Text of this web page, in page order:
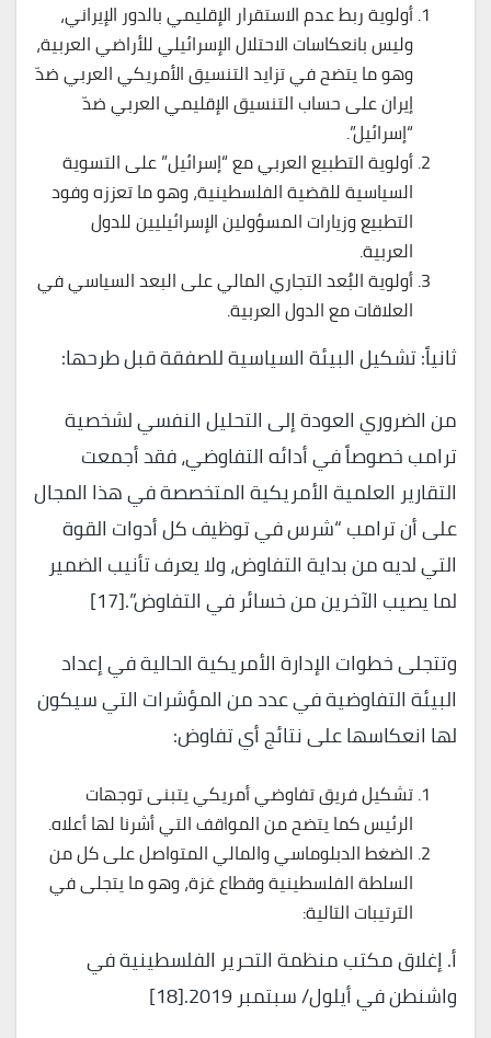
أولوية ربط عدم الاستقرار الإقليمي بالدور الإيراني،
وليس بانعكاسات الاحتلال الإسرائيلي للأراضي العربية،
وهو ما يتضح في تزايد التنسيق الأمريكي العربي ضدّ
إيران على حساب التنسيق الإقليمي العربي ضدّ
“إسرائيل”.
أولوية التطبيع العربي مع “إسرائيل” على التسوية
السياسية للقضية الفلسطينية، وهو ما تعززه وفود
التطبيع وزيارات المسؤولين الإسرائيليين للدول
العربية.
أولوية البُعد التجاري المالي على البعد السياسي في
العلاقات مع الدول العربية.
ثانياً: تشكيل البيئة السياسية للصفقة قبل طرحها:
من الضروري العودة إلى التحليل النفسي لشخصية
ترامب خصوصاً في أدائه التفاوضي، فقد أجمعت
التقارير العلمية الأمريكية المتخصصة في هذا المجال
على أن ترامب “شرس في توظيف كل أدوات القوة
التي لديه من بداية التفاوض، ولا يعرف تأنيب الضمير
لما يصيب الآخرين من خسائر في التفاوض”.[17]
وتتجلى خطوات الإدارة الأمريكية الحالية في إعداد
البيئة التفاوضية في عدد من المؤشرات التي سيكون
لها انعكاسها على نتائج أي تفاوض:
تشكيل فريق تفاوضي أمريكي يتبنى توجهات
الرئيس كما يتضح من المواقف التي أشرنا لها أعلاه.
الضغط الدبلوماسي والمالي المتواصل على كل من
السلطة الفلسطينية وقطاع غزة، وهو ما يتجلى في
الترتيبات التالية:
أ. إغلاق مكتب منظمة التحرير الفلسطينية في
واشنطن في أيلول/ سبتمبر 2019.[18]